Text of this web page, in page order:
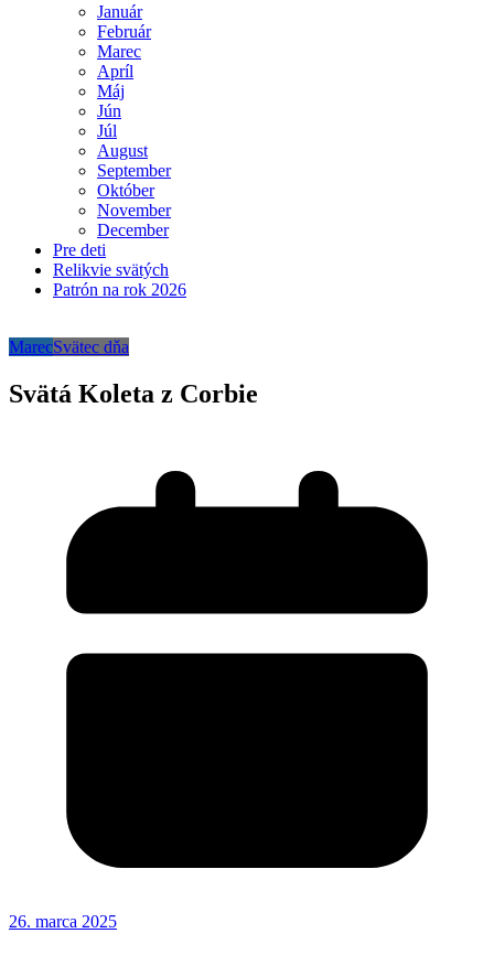
Január
Február
Marec
Apríl
Máj
Jún
Júl
August
September
Október
November
December
Pre deti
Relikvie svätých
Patrón na rok 2026
MarecSvätec dňa
Svätá Koleta z Corbie
26. marca 2025